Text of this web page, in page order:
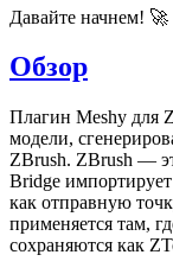
Давайте начнем! 🚀
Обзор
Плагин Meshy для
модели,
ZBrush. ZBrush —
Bridge
как отправную
применяется там,
сохраняются как